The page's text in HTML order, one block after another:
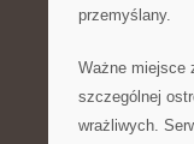
przemyślany.
Ważne miejsce
szczególnej
wrażliwych.